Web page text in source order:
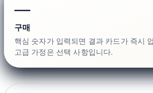
—
구매
핵심 숫자가 입력되면 결과 카드가 즉시
고급 가정은 선택 사항입니다.